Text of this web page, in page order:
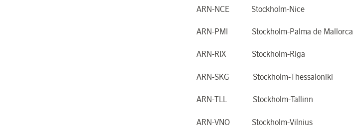
ARN-NCE Stockholm-Nice
ARN-PMI Stockholm-Palma de Mallorca
ARN-RIX Stockholm-Riga
ARN-SKG Stockholm-Thessaloniki
ARN-TLL Stockholm-Tallinn
ARN-VNO Stockholm-Vilnius